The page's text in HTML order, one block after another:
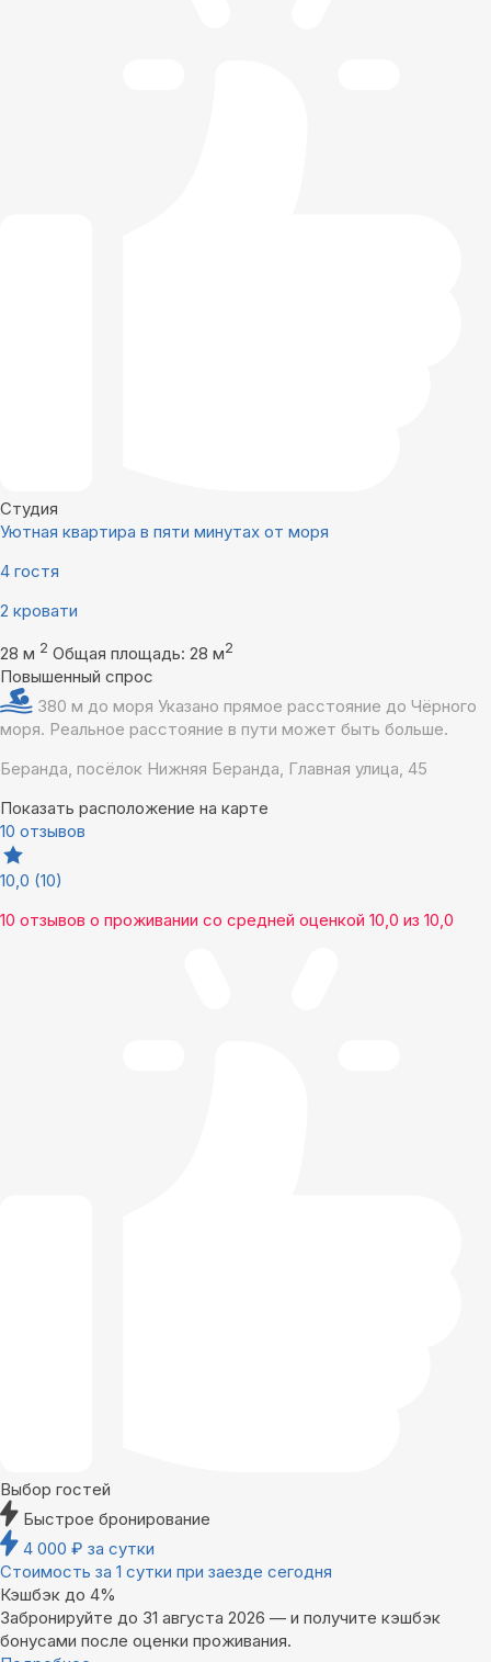
Студия
Уютная квартира в пяти минутах от моря
4 гостя
2 кровати
28 м 2 Общая площадь: 28 м2
Повышенный спрос
380 м до моря Указано прямое расстояние до Чёрного
моря. Реальное расстояние в пути может быть больше.
Беранда, посёлок Нижняя Беранда, Главная улица, 45
Показать расположение на карте
10 отзывов
10,0 (10)
10 отзывов о проживании со средней оценкой 10,0 из 10,0
Выбор гостей
Быстрое бронирование
4 000 ₽ за сутки
Стоимость за 1 сутки при заезде сегодня
Кэшбэк до 4%
Забронируйте до 31 августа 2026 — и получите кэшбэк
бонусами после оценки проживания.